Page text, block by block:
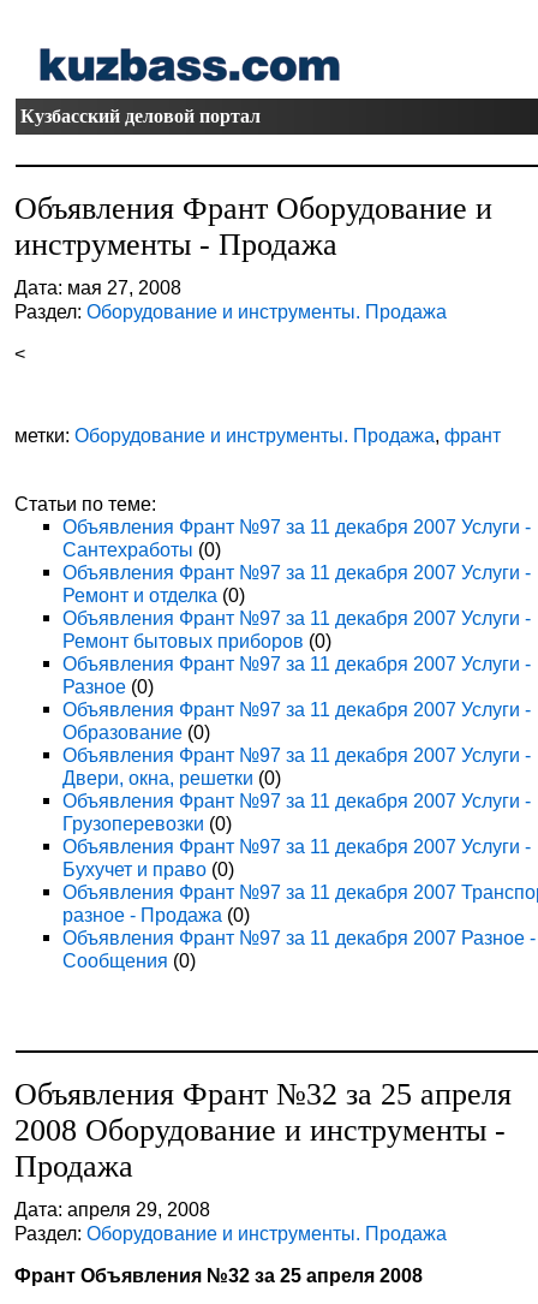
Кузбасский деловой портал
Объявления Франт Оборудование и
инструменты - Продажа
Дата: мая 27, 2008
Раздел:Оборудование и инструменты. Продажа
<
метки:Оборудование и инструменты. Продажа,франт
Статьи по теме:
Объявления Франт №97 за 11 декабря 2007 Услуги -
Сантехработы (0)
Объявления Франт №97 за 11 декабря 2007 Услуги -
Ремонт и отделка (0)
Объявления Франт №97 за 11 декабря 2007 Услуги -
Ремонт бытовых приборов (0)
Объявления Франт №97 за 11 декабря 2007 Услуги -
Разное (0)
Объявления Франт №97 за 11 декабря 2007 Услуги -
Образование (0)
Объявления Франт №97 за 11 декабря 2007 Услуги -
Двери, окна, решетки (0)
Объявления Франт №97 за 11 декабря 2007 Услуги -
Грузоперевозки (0)
Объявления Франт №97 за 11 декабря 2007 Услуги -
Бухучет и право (0)
Объявления Франт №97 за 11 декабря 2007
разное - Продажа (0)
Объявления Франт №97 за 11 декабря 2007 Разное -
Сообщения (0)
Объявления Франт №32 за 25 апреля
2008 Оборудование и инструменты -
Продажа
Дата: апреля 29, 2008
Раздел:Оборудование и инструменты. Продажа
Франт Объявления №32 за 25 апреля 2008